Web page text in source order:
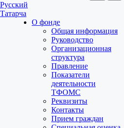
Русский
Татарча
О фонде
Общая информация
Руководство
Организационная
структура
Правление
Показатели
деятельности
ТФОМС
Реквизиты
Контакты
Прием граждан